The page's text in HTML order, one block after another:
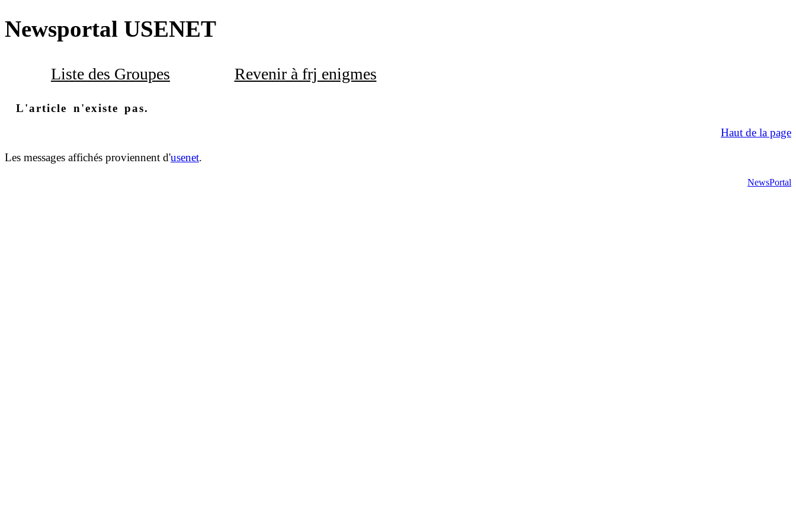
Newsportal USENET
Liste des Groupes Revenir à frj enigmes
L'article n'existe pas.
Haut de la page
Les messages affichés proviennent d'usenet.
NewsPortal